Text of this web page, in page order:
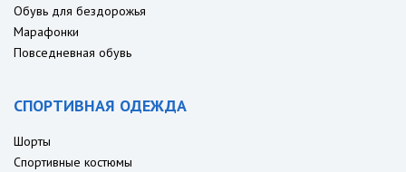
Обувь для бездорожья
Марафонки
Повседневная обувь
СПОРТИВНАЯ ОДЕЖДА
Шорты
Спортивные костюмы